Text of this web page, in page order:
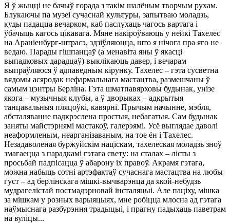
Я ў жыцці не бачыў горада з такім шалёным творчым рухам.
Блукаючы па музеі сучаснай культуры, запытваю моладзь,
куды падацца вечарком, каб паслухаць чагось вартага і
ўбачыць кагось цікавага. Мяне накіроўваюць у нейкі Тахелес
на Араніенбург-штрасэ, здзіўляюцца, што я нічога пра яго не
ведаю. Парады гішпанцаў (а менавіта яны ў якасці
выпадковых дарадцаў) выклікаюць давер, і вечарам
выпраўляюся ў адпаведным кірунку. Тахелес – гэта сусветна
вядомы асяродак нефармальнага мастацтва, размешчаны ў
самым цэнтры Берліна. Гэта шматпавярховы будынак, унізе
якога – музычныя клубы, а ў дворыках – адкрытыя
танцавальныя пляцоўкі, кавярні. Прычым начынне, мэбля,
абсталяванне падкрэслена простыя, небагатыя. Сам будынак
заняты майстэрнямі мастакоў, галерэямі. Усё выглядае даволі
неаформленым, неарганізаваным, на тое ён і Тахелес.
Незадаволеная буржуйскім націскам, тахелеская моладзь зноў
змагаецца з парадкамі гэтага свету: на сталах – лісты з
просьбай падпісацца ў абарону іх правоў. Акрамя гэтага,
можна набыць сотні артэфактаў сучаснага мастацтва на любы
густ – ад берлінскага мішкі-вычварэнца да якой-небудзь
мудрагелістай постмадэрновай інсталяцыі. Але паціху, мішка
за мішкам у розных варыяцыях, мне робіцца млосна ад гэтага
наўмыснага разбурэння традыцыі, і прагну падыхаць паветрам
на вуліцы...